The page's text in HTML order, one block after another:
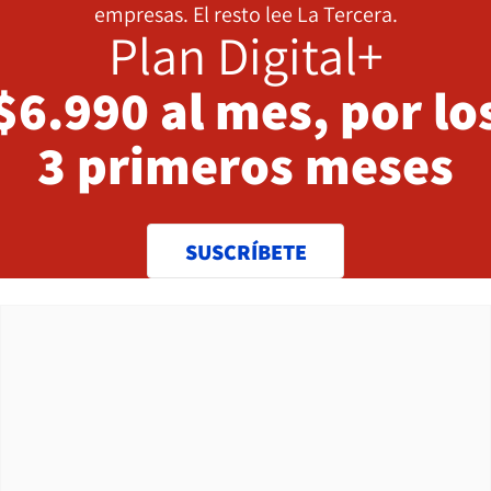
empresas. El resto lee La Tercera.
Plan Digital+
al mes, por
3 primeros meses
SUSCRÍBETE